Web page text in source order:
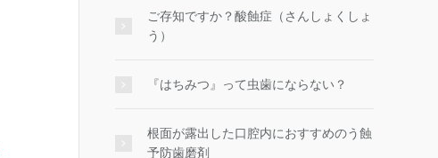
ご存知ですか？酸蝕症（さんしょくしょ
う）
『はちみつ』って虫歯にならない？
根面が露出した口腔内におすすめのう蝕
予防歯磨剤